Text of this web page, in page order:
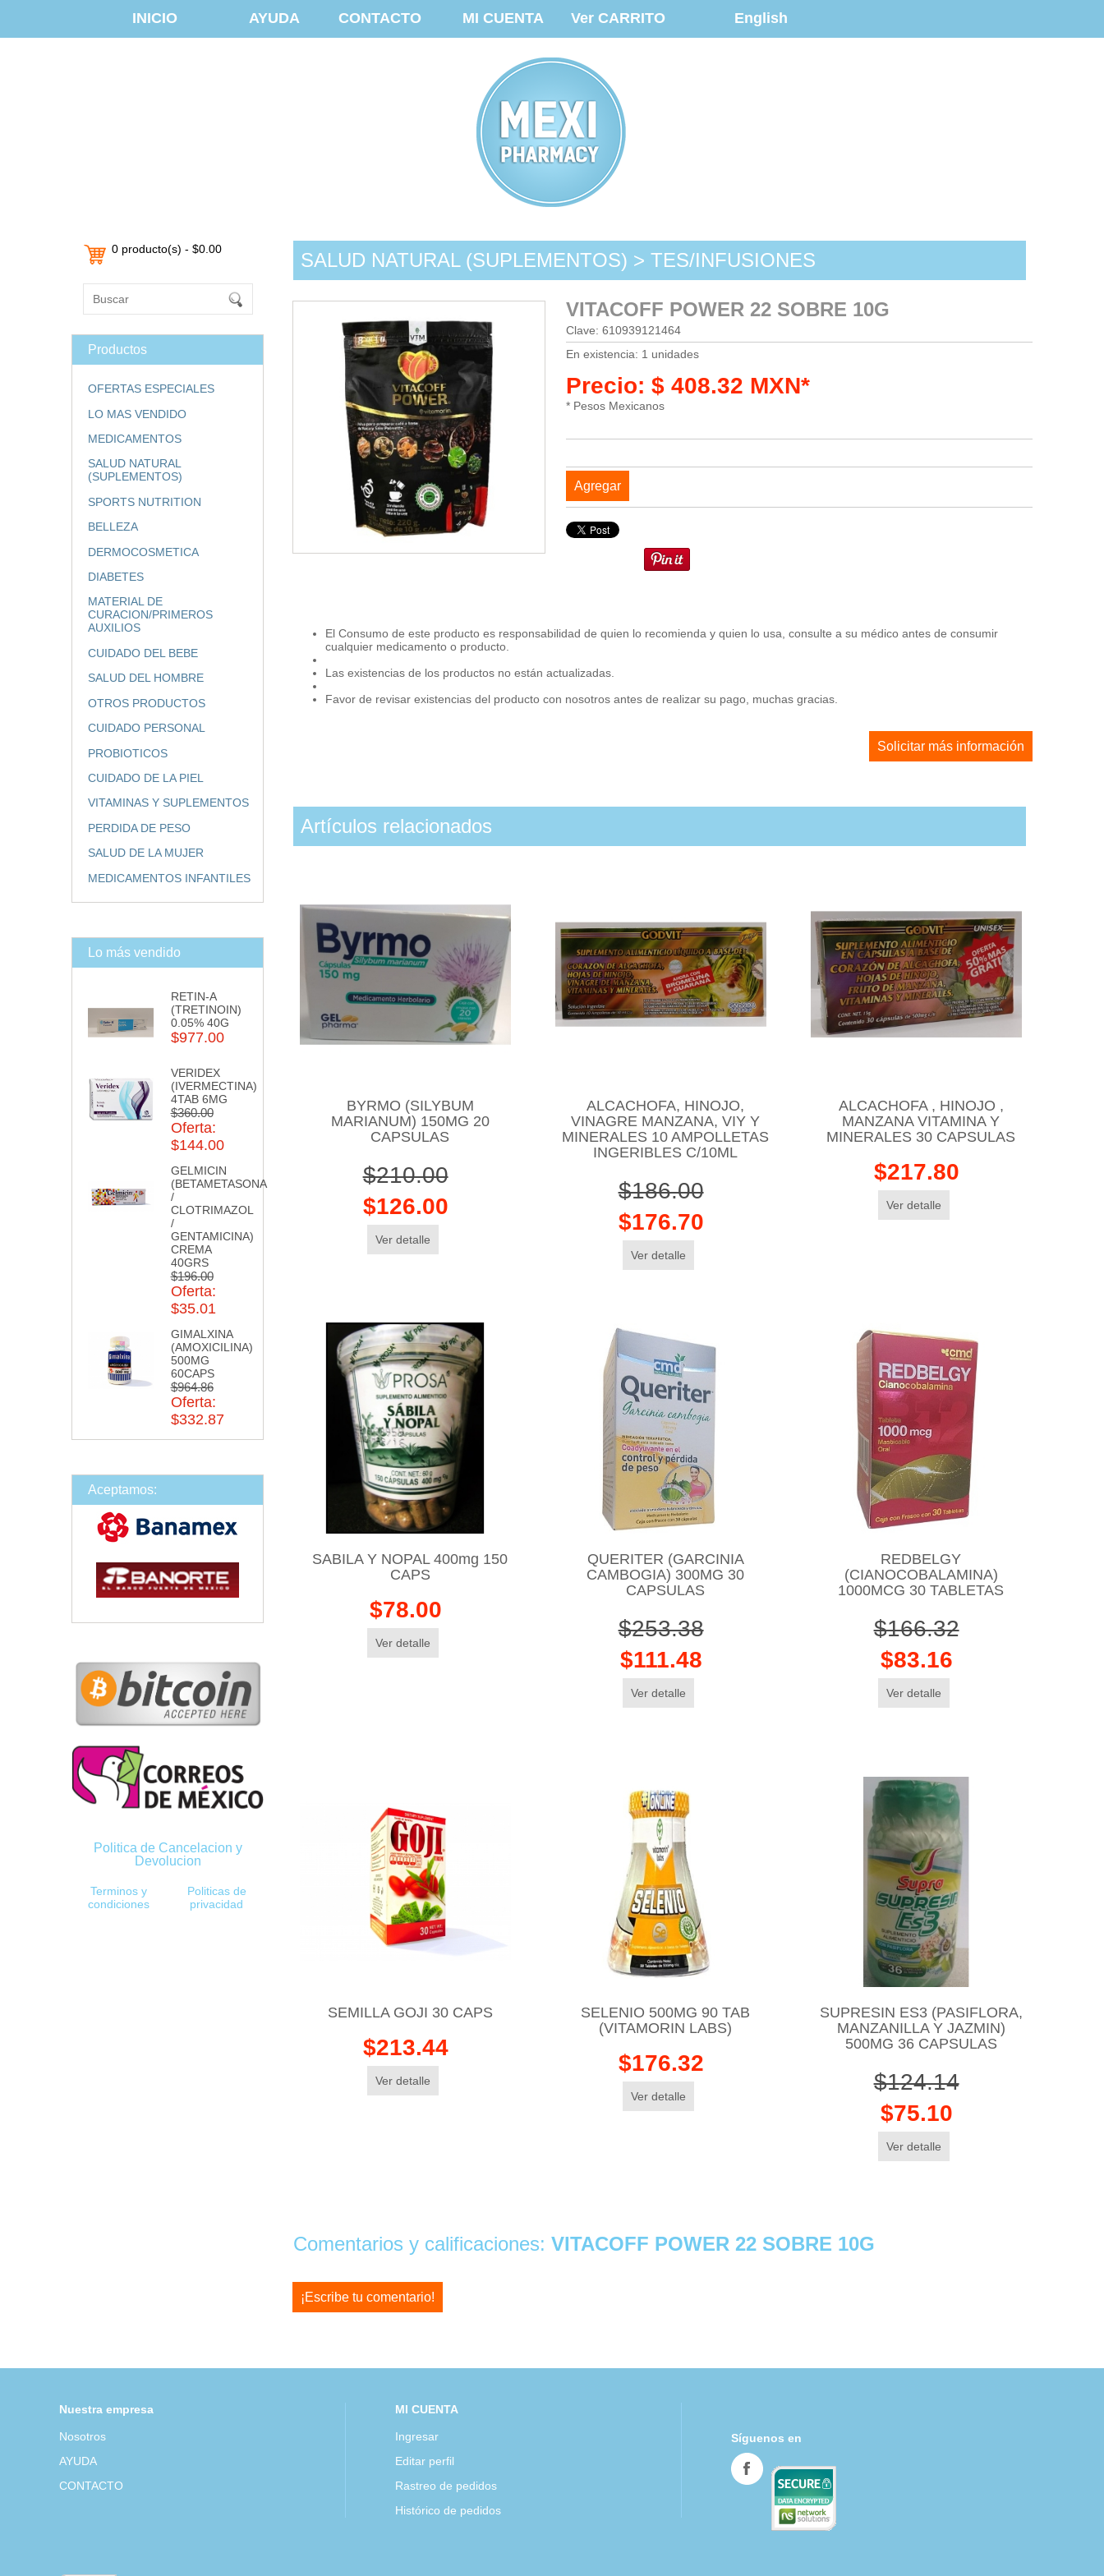
INICIO AYUDA CONTACTO MI CUENTA Ver CARRITO English
0 producto(s) - $0.00
Productos
OFERTAS ESPECIALES
LO MAS VENDIDO
MEDICAMENTOS
SALUD NATURAL
(SUPLEMENTOS)
SPORTS NUTRITION
BELLEZA
DERMOCOSMETICA
DIABETES
MATERIAL DE
CURACION/PRIMEROS
AUXILIOS
CUIDADO DEL BEBE
SALUD DEL HOMBRE
OTROS PRODUCTOS
CUIDADO PERSONAL
PROBIOTICOS
CUIDADO DE LA PIEL
VITAMINAS Y SUPLEMENTOS
PERDIDA DE PESO
SALUD DE LA MUJER
MEDICAMENTOS INFANTILES
Lo más vendido
RETIN-A
(TRETINOIN)
0.05% 40G
$977.00
VERIDEX
(IVERMECTINA)
4TAB 6MG
$360.00
Oferta:
$144.00
GELMICIN
(BETAMETASONA
/
CLOTRIMAZOL
/
GENTAMICINA)
CREMA
40GRS
$196.00
Oferta:
$35.01
GIMALXINA
(AMOXICILINA)
500MG
60CAPS
$964.86
Oferta:
$332.87
Aceptamos:
Politica de Cancelacion y
Devolucion
Terminos y
condiciones
Politicas de
privacidad
SALUD NATURAL (SUPLEMENTOS) > TES/INFUSIONES
VITACOFF POWER 22 SOBRE 10G
Clave: 610939121464
En existencia: 1 unidades
Precio: $ 408.32 MXN*
* Pesos Mexicanos
Agregar
El Consumo de este producto es responsabilidad de quien lo recomienda y quien lo usa, consulte a su médico antes de consumir
cualquier medicamento o producto.
Las existencias de los productos no están actualizadas.
Favor de revisar existencias del producto con nosotros antes de realizar su pago, muchas gracias.
Solicitar más información
Artículos relacionados
BYRMO (SILYBUM
MARIANUM) 150MG 20
CAPSULAS
$210.00
$126.00
Ver detalle
ALCACHOFA, HINOJO,
VINAGRE MANZANA, VIY Y
MINERALES 10 AMPOLLETAS
INGERIBLES C/10ML
$186.00
$176.70
Ver detalle
ALCACHOFA , HINOJO ,
MANZANA VITAMINA Y
MINERALES 30 CAPSULAS
$217.80
Ver detalle
SABILA Y NOPAL 400mg 150
CAPS
$78.00
Ver detalle
QUERITER (GARCINIA
CAMBOGIA) 300MG 30
CAPSULAS
$253.38
$111.48
Ver detalle
REDBELGY
(CIANOCOBALAMINA)
1000MCG 30 TABLETAS
$166.32
$83.16
Ver detalle
SEMILLA GOJI 30 CAPS
$213.44
Ver detalle
SELENIO 500MG 90 TAB
(VITAMORIN LABS)
$176.32
Ver detalle
SUPRESIN ES3 (PASIFLORA,
MANZANILLA Y JAZMIN)
500MG 36 CAPSULAS
$124.14
$75.10
Ver detalle
Comentarios y calificaciones:VITACOFF POWER 22 SOBRE 10G
¡Escribe tu comentario!
Nuestra empresa
Nosotros
AYUDA
CONTACTO
MI CUENTA
Ingresar
Editar perfil
Rastreo de pedidos
Histórico de pedidos
Síguenos en